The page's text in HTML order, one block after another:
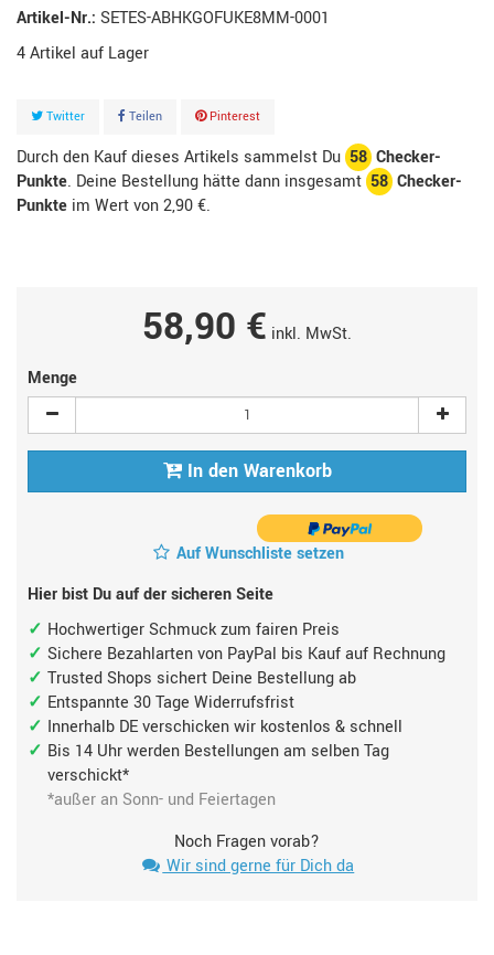
Artikel-Nr.: SETES-ABHKGOFUKE8MM-0001
4Artikel
Twitter Teilen Pinterest
Durch den Kauf dieses Artikels sammelst Du 58 Checker-
Punkte. Deine Bestellung hätte dann insgesamt 58 Checker-
Punkte im Wert von2,90 €.
58,90 € inkl. MwSt.
Menge
In den Warenkorb
Auf Wunschliste setzen
Hier bist Du auf der sicheren Seite
Hochwertiger Schmuck zum fairen Preis
Sichere Bezahlarten von PayPal bis Kauf auf Rechnung
Trusted Shops sichert Deine Bestellung ab
Entspannte 30 Tage Widerrufsfrist
Innerhalb DE verschicken wir kostenlos & schnell
Bis 14 Uhr werden Bestellungen am selben Tag
verschickt*
*außer an Sonn- und Feiertagen
Noch Fragen vorab?
Wir sind gerne für Dich da